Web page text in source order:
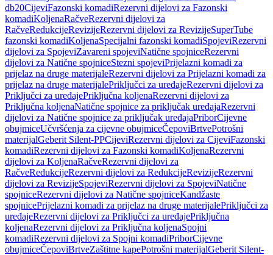
db20CijeviFazonski komadiRezervni dijelovi za Fazonski
komadiKoljenaRačveRezervni dijelovi za
RačveRedukcijeRevizijeRezervni dijelovi za RevizijeSuperTube
fazonski komadiKoljenaSpecijalni fazonski komadiSpojeviRezervni
dijelovi za SpojeviZavareni spojeviNatične spojniceRezervni
dijelovi za Natične spojniceStezni spojeviPrijelazni komadi za
prijelaz na druge materijaleRezervni dijelovi za Prijelazni komadi za
prijelaz na druge materijalePriključci za uređajeRezervni dijelovi za
Priključci za uređajePriključna koljenaRezervni dijelovi za
Priključna koljenaNatične spojnice za priključak uređajaRezervni
dijelovi za Natične spojnice za priključak uređajaPriborCijevne
obujmiceUčvršćenja za cijevne obujmiceČepoviBrtvePotrošni
materijalGeberit Silent-PPCijeviRezervni dijelovi za CijeviFazonski
komadiRezervni dijelovi za Fazonski komadiKoljenaRezervni
dijelovi za KoljenaRačveRezervni dijelovi za
RačveRedukcijeRezervni dijelovi za RedukcijeRevizijeRezervni
dijelovi za RevizijeSpojeviRezervni dijelovi za SpojeviNatične
spojniceRezervni dijelovi za Natične spojniceKandžaste
spojnicePrijelazni komadi za prijelaz na druge materijalePriključci za
uređajeRezervni dijelovi za Priključci za uređajePriključna
koljenaRezervni dijelovi za Priključna koljenaSpojni
komadiRezervni dijelovi za Spojni komadiPriborCijevne
obujmiceČepoviBrtveZaštitne kapePotrošni materijalGeberit Silent-